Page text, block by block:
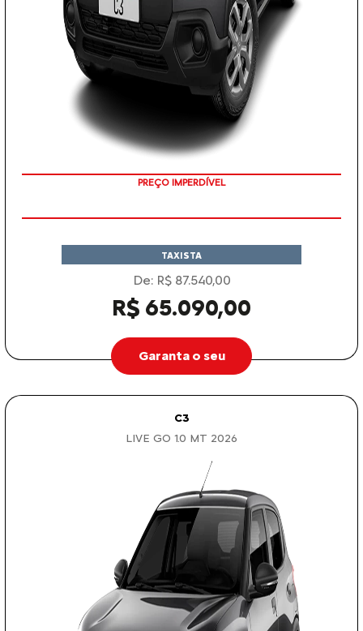
PREÇO IMPERDÍVEL
TAXISTA
De: R$ 87.540,00
R$ 65.090,00
Garanta o seu
C3
LIVE GO 1.0 MT 2026